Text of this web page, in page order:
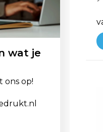
wat je
ons op!